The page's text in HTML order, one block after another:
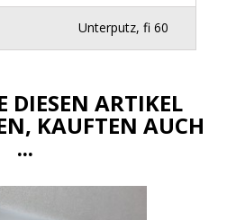
Unterputz, fi 60
DIESEN ARTIKEL
KAUFTEN AUCH
...